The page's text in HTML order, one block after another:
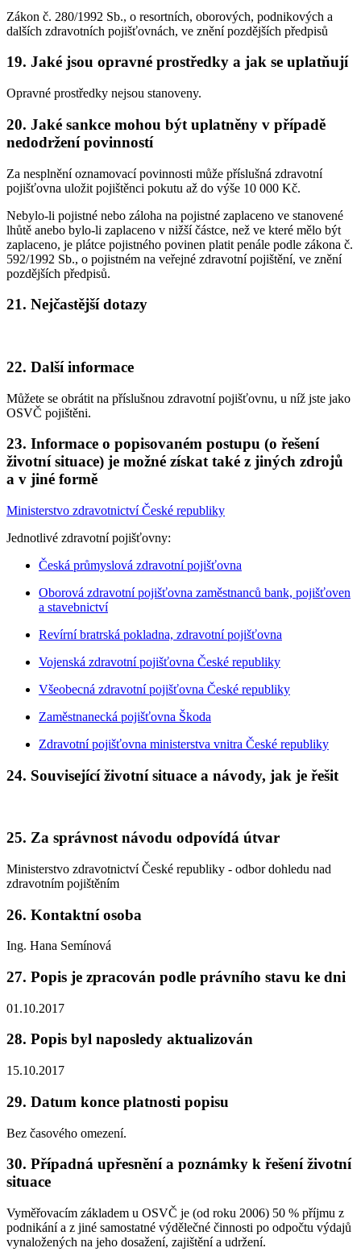
Zákon č. 280/1992 Sb., o resortních, oborových, podnikových a
dalších zdravotních pojišťovnách, ve znění pozdějších předpisů
19. Jaké jsou opravné prostředky a jak se uplatňují
Opravné prostředky nejsou stanoveny.
20. Jaké sankce mohou být uplatněny v případě
nedodržení povinností
Za nesplnění oznamovací povinnosti může příslušná zdravotní
pojišťovna uložit pojištěnci pokutu až do výše 10 000 Kč.
Nebylo-li pojistné nebo záloha na pojistné zaplaceno ve stanovené
lhůtě anebo bylo-li zaplaceno v nižší částce, než ve které mělo být
zaplaceno, je plátce pojistného povinen platit penále podle zákona č.
592/1992 Sb., o pojistném na veřejné zdravotní pojištění, ve znění
pozdějších předpisů.
21. Nejčastější dotazy
22. Další informace
Můžete se obrátit na příslušnou zdravotní pojišťovnu, u níž jste jako
OSVČ pojištěni.
23. Informace o popisovaném postupu (o řešení
životní situace) je možné získat také z jiných zdrojů
a v jiné formě
Ministerstvo zdravotnictví České republiky
Jednotlivé zdravotní pojišťovny:
Česká průmyslová zdravotní pojišťovna
Oborová zdravotní pojišťovna zaměstnanců bank, pojišťoven
a stavebnictví
Revírní bratrská pokladna, zdravotní pojišťovna
Vojenská zdravotní pojišťovna České republiky
Všeobecná zdravotní pojišťovna České republiky
Zaměstnanecká pojišťovna Škoda
Zdravotní pojišťovna ministerstva vnitra České republiky
24. Související životní situace a návody, jak je řešit
25. Za správnost návodu odpovídá útvar
Ministerstvo zdravotnictví České republiky - odbor dohledu nad
zdravotním pojištěním
26. Kontaktní osoba
Ing. Hana Semínová
27. Popis je zpracován podle právního stavu ke dni
01.10.2017
28. Popis byl naposledy aktualizován
15.10.2017
29. Datum konce platnosti popisu
Bez časového omezení.
30. Případná upřesnění a poznámky k řešení životní
situace
Vyměřovacím základem u OSVČ je (od roku 2006) 50 % příjmu z
podnikání a z jiné samostatné výdělečné činnosti po odpočtu výdajů
vynaložených na jeho dosažení, zajištění a udržení.